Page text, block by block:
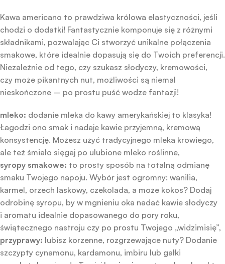
Kawa americano to prawdziwa królowa elastyczności, jeśli
chodzi o dodatki! Fantastycznie komponuje się z różnymi
składnikami, pozwalając Ci stworzyć unikalne połączenia
smakowe, które idealnie dopasują się do Twoich preferencji.
Niezależnie od tego, czy szukasz słodyczy, kremowości,
czy może pikantnych nut, możliwości są niemal
nieskończone – po prostu puść wodze fantazji!
mleko: dodanie mleka do kawy amerykańskiej to klasyka!
Łagodzi ono smak i nadaje kawie przyjemną, kremową
konsystencję. Możesz użyć tradycyjnego mleka krowiego,
ale też śmiało sięgaj po ulubione mleko roślinne,
syropy smakowe: to prosty sposób na totalną odmianę
smaku Twojego napoju. Wybór jest ogromny: wanilia,
karmel, orzech laskowy, czekolada, a może kokos? Dodaj
odrobinę syropu, by w mgnieniu oka nadać kawie słodyczy
i aromatu idealnie dopasowanego do pory roku,
świątecznego nastroju czy po prostu Twojego „widzimisię”,
przyprawy: lubisz korzenne, rozgrzewające nuty? Dodanie
szczypty cynamonu, kardamonu, imbiru lub gałki